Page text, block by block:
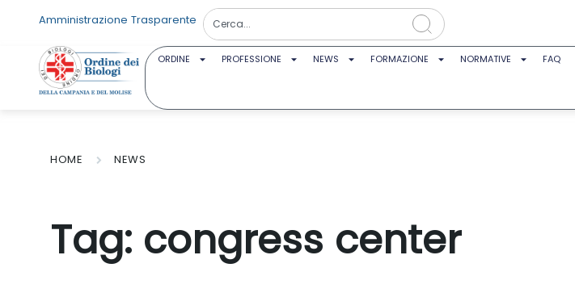
Amministrazione Trasparente
ORDINE PROFESSIONE NEWS FORMAZIONE NORMATIVE FAQ
HOME NEWS
Tag: congress center